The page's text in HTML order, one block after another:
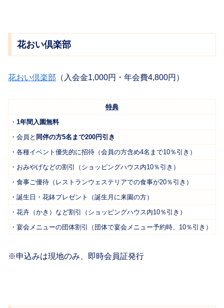
花おい倶楽部
花おい倶楽部 （入会金1,000円・年会費4,800円）
特典
・ 1年間入園無料
・会員と 同伴の方5名まで200円引き
・各種イベント優先的に招待（会員の方含め4名まで10％引き）
・おみやげなどの割引（ショッピングハウス内10％引き）
・食事ご優待（レストランウェステリアでの食事が20％引き）
・誕生日・花鉢プレゼント（誕生月に来園の方）
・花卉（かき）など割引（ショッピングハウス内10％引き）
・宴会メニューの団体割引（団体で宴会メニュー予約時、10％引き）
※申込みは現地のみ、即時会員証発行